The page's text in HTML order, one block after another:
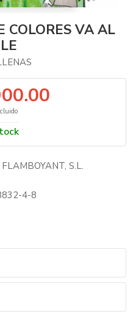
COLORES VA AL
S.L.
4-8